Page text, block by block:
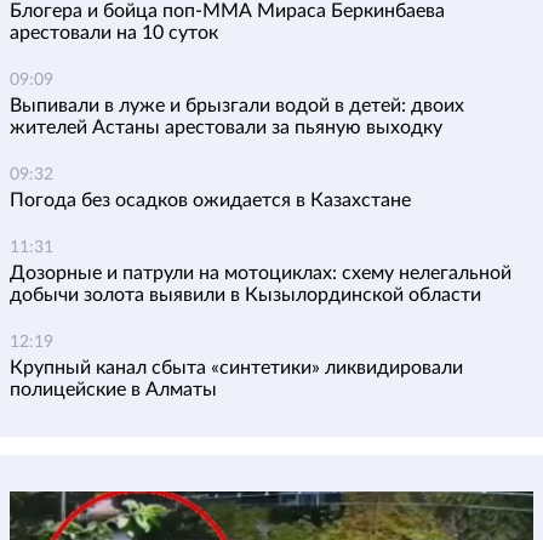
Блогера и бойца поп-ММА Мираса Беркинбаева
арестовали на 10 суток
09:09
Выпивали в луже и брызгали водой в детей: двоих
жителей Астаны арестовали за пьяную выходку
09:32
Погода без осадков ожидается в Казахстане
11:31
Дозорные и патрули на мотоциклах: схему нелегальной
добычи золота выявили в Кызылординской области
12:19
Крупный канал сбыта «синтетики» ликвидировали
полицейские в Алматы